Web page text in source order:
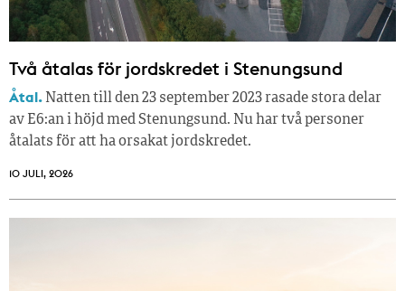
Två åtalas för jordskredet i Stenungsund
Åtal. Natten till den 23 september 2023 rasade stora delar
av E6:an i höjd med Stenungsund. Nu har två personer
åtalats för att ha orsakat jordskredet.
10 JULI, 2026